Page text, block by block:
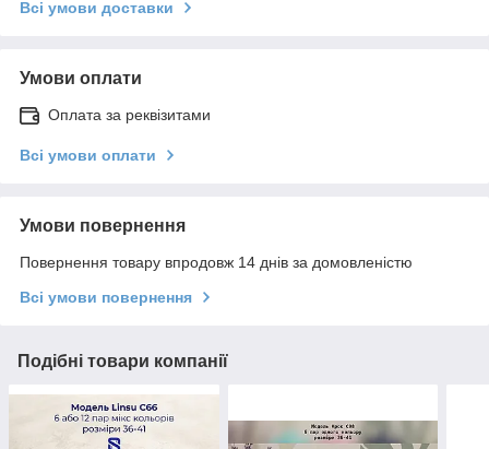
Всі умови доставки
Умови оплати
Оплата за реквізитами
Всі умови оплати
Умови повернення
Повернення товару впродовж 14 днів за домовленістю
Всі умови повернення
Подібні товари компанії